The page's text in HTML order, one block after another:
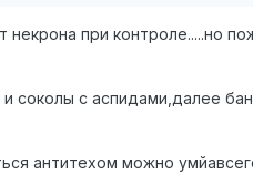
при контроле.....но
соколы с аспидами,далее
антитехом можно